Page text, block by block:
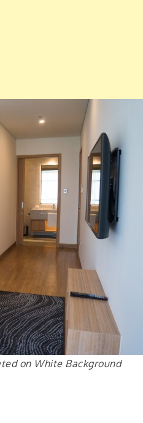
on White Background